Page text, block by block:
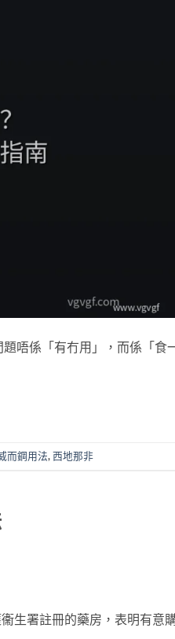
唔係「有冇用」，而係「食
而鋼用法,西地那非
生署註冊的藥房，表明有意